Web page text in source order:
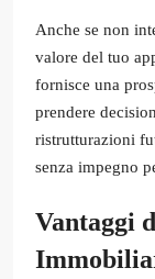
Anche se non
valore del tuo
fornisce una
prendere
ristrutturazioni
senza impegno
Vantaggi